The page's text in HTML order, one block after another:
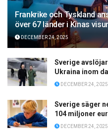
Frankrike och Tyskland
över 67 länder i Kinas
DECEMBER 24, 2025
Sverige
Ukraina inom
DECEMBER 24, 2025
Sverige säger
104 miljoner
DECEMBER 24, 2025